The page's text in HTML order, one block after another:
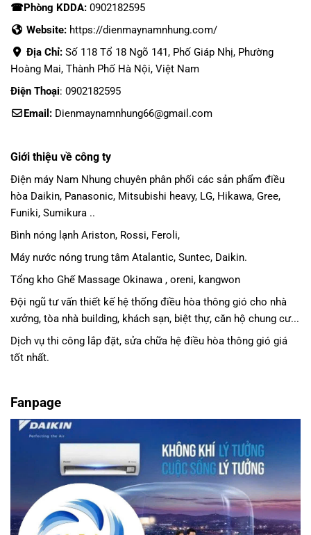
☎Phòng KDDA: 0902182595
Website: https://dienmaynamnhung.com/
Địa Chỉ: Số 118 Tổ 18 Ngõ 141, Phố Giáp Nhị, Phường
Hoàng Mai, Thành Phố Hà Nội, Việt Nam
Điện Thoại: 0902182595
Email: Dienmaynamnhung66@gmail.com
Giới thiệu về công ty
Điện máy Nam Nhung chuyên phân phối các sản phẩm điều
hòa Daikin, Panasonic, Mitsubishi heavy, LG, Hikawa, Gree,
Funiki, Sumikura ..
Bình nóng lạnh Ariston, Rossi, Feroli,
Máy nước nóng trung tâm Atalantic, Suntec, Daikin.
Tổng kho Ghế Massage Okinawa , oreni, kangwon
Đội ngũ tư vấn thiết kế hệ thống điều hòa thông gió cho nhà
xưởng, tòa nhà building, khách sạn, biệt thự, căn hộ chung cư...
Dịch vụ thi công lắp đặt, sửa chữa hệ điều hòa thông gió giá
tốt nhất.
Fanpage